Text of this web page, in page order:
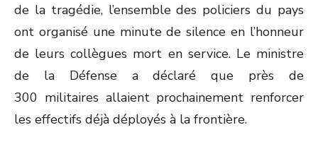
de la tragédie, l’ensemble des policiers du pays
ont organisé une minute de silence en l’honneur
de leurs collègues mort en service. Le ministre
de la Défense a déclaré que près de
300 militaires allaient prochainement renforcer
les effectifs déjà déployés à la frontière.